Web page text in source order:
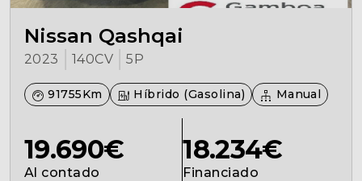
Nissan Qashqai
2023 140CV 5P
91755Km Híbrido (Gasolina) Manual
19.690€
Al contado
18.234€
Financiado